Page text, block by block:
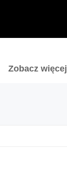
Zobacz więcej